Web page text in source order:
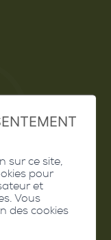
sur ce site,
pour
et
Vous
des cookies